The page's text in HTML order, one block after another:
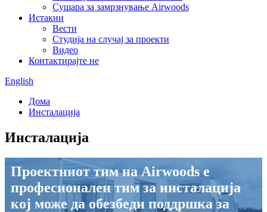
Сушара за замрзнување Airwoods
Истакни
Вести
Студија на случај за проекти
Видео
Контактирајте не
English
Дома
Инсталација
Инсталација
Проектниот тим на Airwoods е
професионален тим за инсталација
кој може да обезбеди поддршка за